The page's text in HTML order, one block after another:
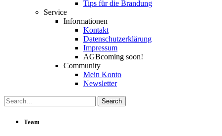
Tips für die Brandung
Service
Informationen
Kontakt
Datenschutzerklärung
Impressum
AGBcoming soon!
Community
Mein Konto
Newsletter
Team